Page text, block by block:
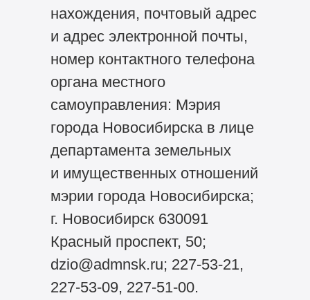
нахождения, почтовый адрес
и адрес электронной почты,
номер контактного телефона
органа местного
самоуправления: Мэрия
города Новосибирска в лице
департамента земельных
и имущественных отношений
мэрии города Новосибирска;
г. Новосибирск 630091
Красный проспект, 50;
dzio@admnsk.ru; 227-53-21,
227-53-09, 227-51-00.